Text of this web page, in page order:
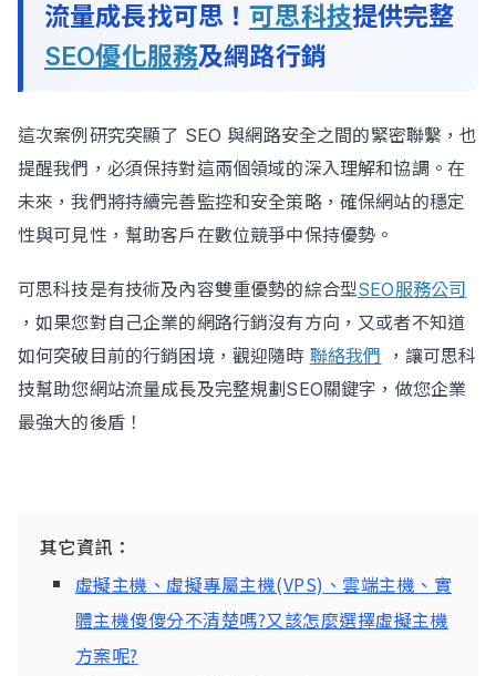
流量成長找可思！可思科技提供完整
SEO優化服務及網路行銷
這次案例研究突顯了 SEO 與網路安全之間的緊密聯繫，也
提醒我們，必須保持對這兩個領域的深入理解和協調。在
未來，我們將持續完善監控和安全策略，確保網站的穩定
性與可見性，幫助客戶在數位競爭中保持優勢。
可思科技是有技術及內容雙重優勢的綜合型SEO服務公司
，如果您對自己企業的網路行銷沒有方向，又或者不知道
如何突破目前的行銷困境，觀迎隨時 聯絡我們 ，讓可思科
技幫助您網站流量成長及完整規劃SEO關鍵字，做您企業
最強大的後盾！
其它資訊：
虛擬主機、虛擬專屬主機(VPS)、雲端主機、實
體主機傻傻分不清楚嗎?又該怎麼選擇虛擬主機
方案呢?